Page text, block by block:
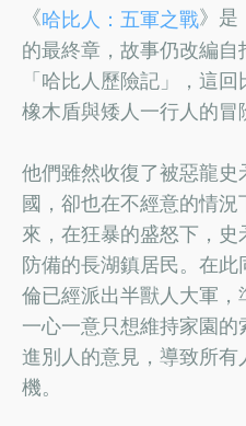
《哈比人：五軍之戰》是
的最終章，故事仍改編自
「哈比人歷險記」，這
橡木盾與矮人一行人的冒
他們雖然收復了被惡龍史
國，卻也在不經意的情況
來，在狂暴的盛怒下，
防備的長湖鎮居民。在
倫已經派出半獸人大軍
一心一意只想維持家園
進別人的意見，導致所
機。